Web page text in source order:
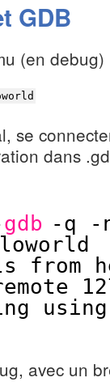
GDB
(en debug)
se
dans
gdb -q -
avec un